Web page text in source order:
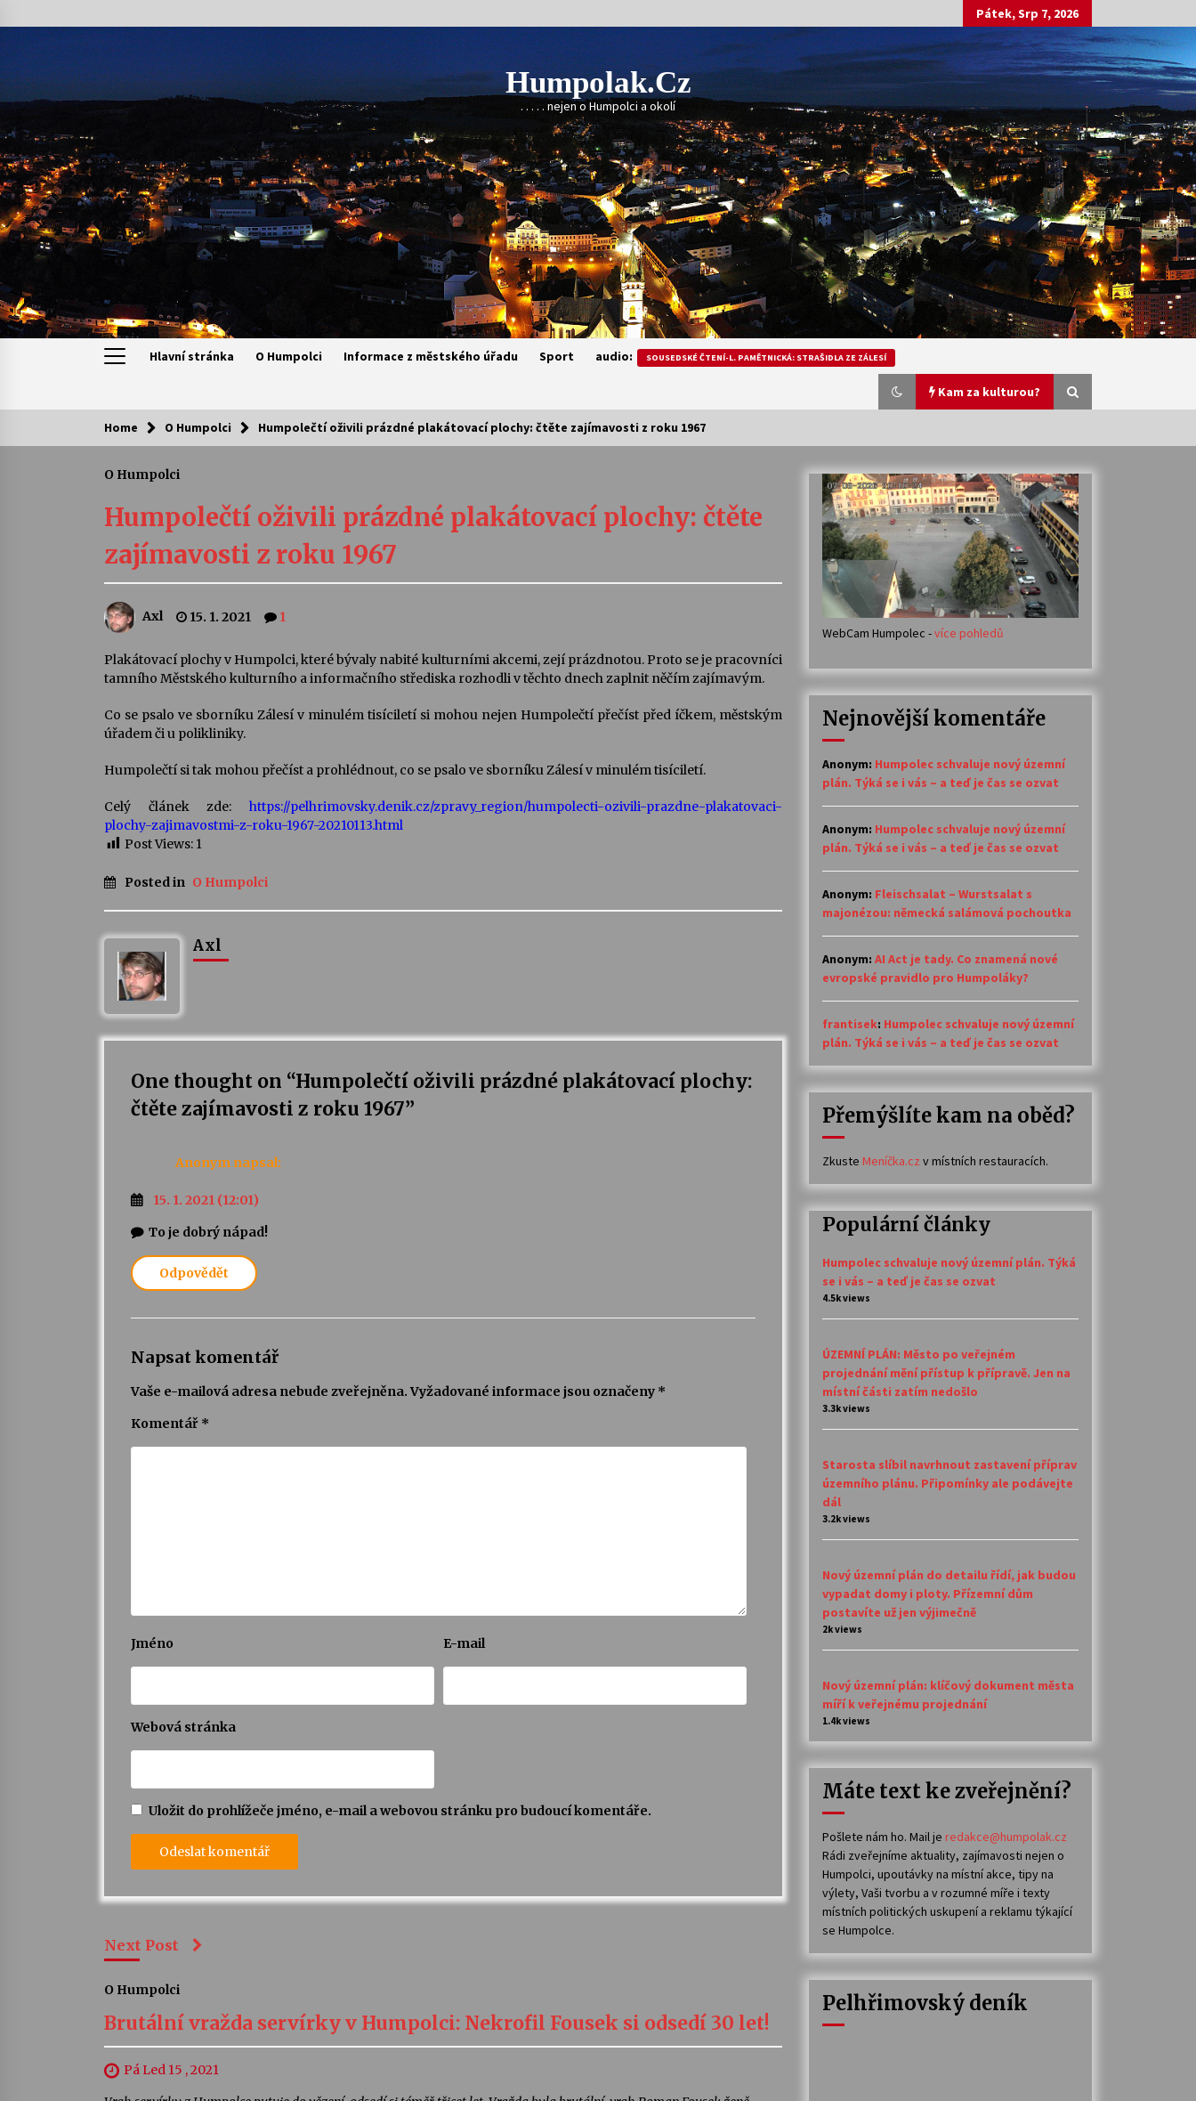
to
content
Pátek, Srp 7, 2026
Humpolak.cz
. . . . . nejen o Humpolci a okolí
Hlavní stránka O Humpolci Informace z městského úřadu Sport audio: SOUSEDSKÉ ČTENÍ-L. PAMĚTNICKÁ: STRAŠIDLA ZE ZÁLESÍ
Kam za kulturou?
Kam za kulturou?
Camerata a Sukuba Ensemble
4. 8. 2026
Stávám se kapkou
30. 7. 2026
Veselí muzikanti
30. 7. 2026
Quijotova šedesátka: 28. 7.–1. 8.
28. 7. 2026
Kolchoz a Jenakaši
Votavžatský ploty
23. 7. 2026
Letní koncerty ve Stromovce: Rufus
Miller
Vysočinka
17. 7. 2026 14. 7. 2026
Za kulturou kousek za Humpolec. V
13. 7. 2026 3. 7. 2026
30. 6. 2026
Home O Humpolci Humpolečtí oživili prázdné plakátovací plochy: čtěte zajímavosti z roku 1967
O Humpolci
Humpolečtí oživili prázdné plakátovací plochy: čtěte
zajímavosti z roku 1967
Axl 15. 1. 2021 1
Plakátovací plochy v Humpolci, které bývaly nabité kulturními akcemi, zejí prázdnotou. Proto se je pracovníci
tamního Městského kulturního a informačního střediska rozhodli v těchto dnech zaplnit něčím zajímavým.
Co se psalo ve sborníku Zálesí v minulém tisíciletí si mohou nejen Humpolečtí přečíst před íčkem, městským
úřadem či u polikliniky.
Humpolečtí si tak mohou přečíst a prohlédnout, co se psalo ve sborníku Zálesí v minulém tisíciletí.
Celý článek zde: https://pelhrimovsky.denik.cz/zpravy_region/humpolecti-ozivili-prazdne-plakatovaci-
plochy-zajimavostmi-z-roku-1967-20210113.html
Post Views: 1
Posted in O Humpolci
Axl
One thought on “Humpolečtí oživili prázdné plakátovací plochy:
čtěte zajímavosti z roku 1967”
Anonym napsal:
15. 1. 2021 (12:01)
To je dobrý nápad!
Odpovědět
Napsat komentář
Vaše e-mailová adresa nebude zveřejněna. Vyžadované informace jsou označeny *
Komentář *
Jméno E-mail
Webová stránka
Uložit do prohlížeče jméno, e-mail a webovou stránku pro budoucí komentáře.
Next Post
O Humpolci
Brutální vražda servírky v Humpolci: Nekrofil Fousek si odsedí 30 let!
Pá Led 15 , 2021
WebCam Humpolec -více pohledů
Nejnovější komentáře
Anonym: Humpolec schvaluje nový územní
plán. Týká se i vás – a teď je čas se ozvat
Anonym: Humpolec schvaluje nový územní
plán. Týká se i vás – a teď je čas se ozvat
Anonym: Fleischsalat – Wurstsalat s
majonézou: německá salámová pochoutka
Anonym: AI Act je tady. Co znamená nové
evropské pravidlo pro Humpoláky?
frantisek: Humpolec schvaluje nový územní
plán. Týká se i vás – a teď je čas se ozvat
Přemýšlíte kam na oběd?
Zkuste Meníčka.cz v místních restauracích.
Populární články
Humpolec schvaluje nový územní plán. Týká
se i vás – a teď je čas se ozvat
4.5k views
ÚZEMNÍ PLÁN: Město po veřejném
projednání mění přístup k přípravě. Jen na
místní části zatím nedošlo
3.3k views
Starosta slíbil navrhnout zastavení příprav
územního plánu. Připomínky ale podávejte
dál
3.2k views
Nový územní plán do detailu řídí, jak budou
vypadat domy i ploty. Přízemní dům
postavíte už jen výjimečně
2k views
Nový územní plán: klíčový dokument města
míří k veřejnému projednání
1.4k views
Máte text ke zveřejnění?
Pošlete nám ho. Mail je redakce@humpolak.cz
Rádi zveřejníme aktuality, zajímavosti nejen o
Humpolci, upoutávky na místní akce, tipy na
výlety, Vaši tvorbu a v rozumné míře i texty
místních politických uskupení a reklamu týkající
se Humpolce.
Pelhřimovský deník